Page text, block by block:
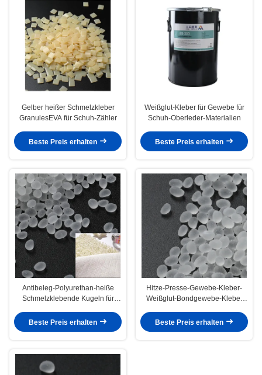
Gelber heißer Schmelzkleber
GranulesEVA für Schuh-Zähler
Beste Preis erhalten
Weißglut-Kleber für Gewebe für
Schuh-Oberleder-Materialien
Beste Preis erhalten
Antibeleg-Polyurethan-heiße
Schmelzklebende Kugeln für
Beste Preis erhalten
Hitze-Presse-Gewebe-Kleber-
Weißglut-Bondgewebe-Kleber
Beste Preis erhalten